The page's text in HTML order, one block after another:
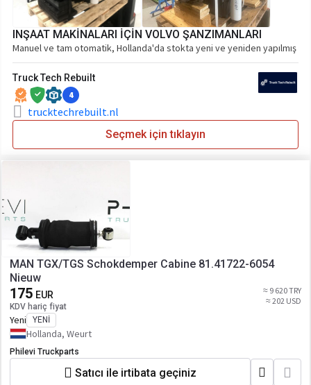
INŞAAT MAKİNALARI İÇİN VOLVO ŞANZIMANLARI
Manuel ve tam otomatik, Hollanda'da stokta yeni ve yeniden yapılmış
Truck Tech Rebuilt
4
trucktechrebuilt.nl
Seçmek için tıklayın
MAN TGX/TGS Schokdemper Cabine 81.41722-6054
Nieuw
175 EUR
KDV hariç fiyat
≈ 9 620 TRY
≈ 202 USD
Yeni YENI
Hollanda, Weurt
Philevi Truckparts
Satıcı ile irtibata geçiniz